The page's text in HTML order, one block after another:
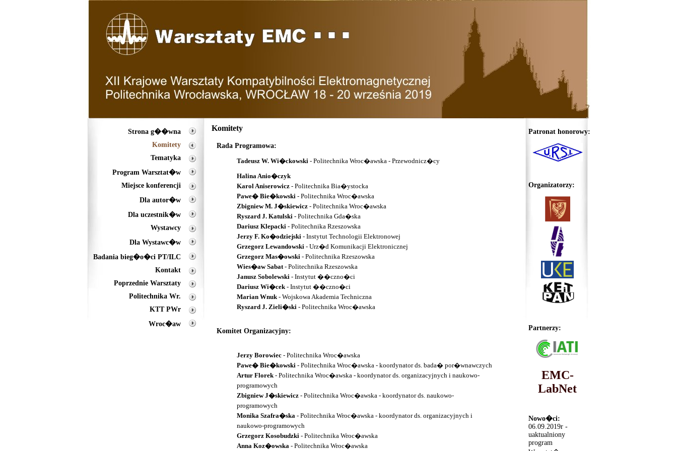
Strona g��wna
Komitety
Tematyka
Program Warsztat�w
Miejsce konferencji
Dla autor�w
Dla uczestnik�w
Wystawcy
Dla Wystawc�w
Badania bieg�o�ci PT/ILC
Kontakt
Poprzednie Warsztaty
Politechnika Wr.
KTT PWr
Wroc�aw
Komitety
Rada Programowa:
Tadeusz W. Wi�ckowski- Politechnika Wroc�awska - Przewodnicz�cy
Halina Anio�czyk
Karol Aniserowicz- Politechnika Bia�ystocka
Pawe� Bie�kowski - Politechnika Wroc�awska
Zbigniew M. J�skiewicz - Politechnika Wroc�awska
Ryszard J. Katulski- Politechnika Gda�ska
Dariusz Klepacki- Politechnika Rzeszowska
Jerzy F. Ko�odziejski- Instytut Technologii Elektronowej
Grzegorz Lewandowski- Urz�d Komunikacji Elektronicznej
Grzegorz Mas�owski- Politechnika Rzeszowska
Wies�aw Sabat- Politechnika Rzeszowska
Janusz Sobolewski- Instytut ��czno�ci
Dariusz Wi�cek- Instytut ��czno�ci
Marian Wnuk- Wojskowa Akademia Techniczna
Ryszard J. Zieli�ski- Politechnika Wroc�awska
Komitet Organizacyjny:
Jerzy Borowiec - Politechnika Wroc�awska
Pawe� Bie�kowski - Politechnika Wroc�awska - koordynator ds. bada� por�wnawczych
Artur Florek- Politechnika Wroc�awska - koordynator ds. organizacyjnych i naukowo-
programowych
Zbigniew J�skiewicz - Politechnika Wroc�awska - koordynator ds. naukowo-
programowych
Monika Szafra�ska - Politechnika Wroc�awska - koordynator ds. organizacyjnych i
naukowo-programowych
Grzegorz Kosobudzki - Politechnika Wroc�awska
Anna Koz�owska - Politechnika Wroc�awska
Patronat honorowy:
Organizatorzy:
Partnerzy:
EMC-
LabNet
Nowo�ci:
06.09.2019r -
uaktualniony
program